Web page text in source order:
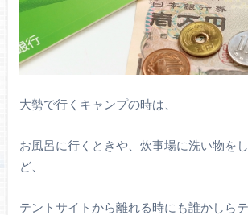
大勢で行くキャンプの時は、
お風呂に行くときや、炊事場に洗い物を
ど、
テントサイトから離れる時にも誰かしら